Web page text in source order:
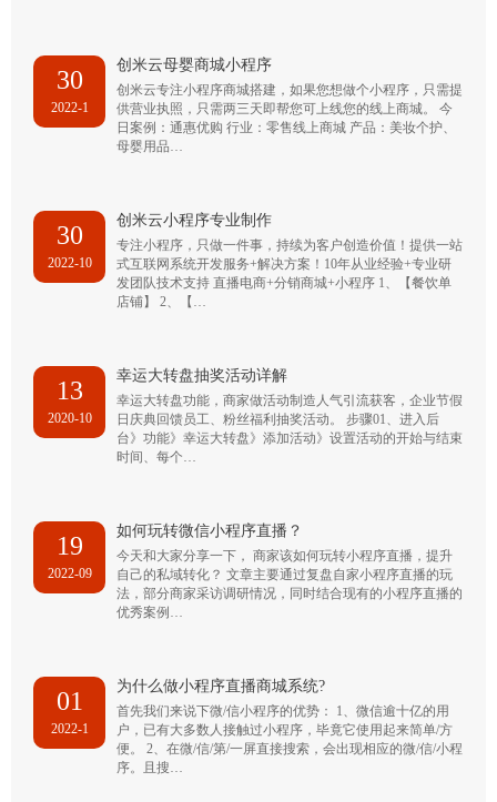
30
2022-1
创米云母婴商城小程序
创米云专注小程序商城搭建，如果您想做个小程序，只需提
供营业执照，只需两三天即帮您可上线您的线上商城。 今
日案例：通惠优购 行业：零售线上商城 产品：美妆个护、
母婴用品…
30
2022-10
创米云小程序专业制作
专注小程序，只做一件事，持续为客户创造价值！提供一站
式互联网系统开发服务+解决方案！10年从业经验+专业研
发团队技术支持 直播电商+分销商城+小程序 1、【餐饮单
店铺】 2、【…
13
2020-10
幸运大转盘抽奖活动详解
幸运大转盘功能，商家做活动制造人气引流获客，企业节假
日庆典回馈员工、粉丝福利抽奖活动。 步骤01、进入后
台》功能》幸运大转盘》添加活动》设置活动的开始与结束
时间、每个…
19
2022-09
如何玩转微信小程序直播？
今天和大家分享一下， 商家该如何玩转小程序直播，提升
自己的私域转化？ 文章主要通过复盘自家小程序直播的玩
法，部分商家采访调研情况，同时结合现有的小程序直播的
优秀案例…
01
2022-1
为什么做小程序直播商城系统?
首先我们来说下微/信小程序的优势： 1、微信逾十亿的用
户，已有大多数人接触过小程序，毕竟它使用起来简单/方
便。 2、在微/信/第/一屏直接搜索，会出现相应的微/信/小程
序。且搜…